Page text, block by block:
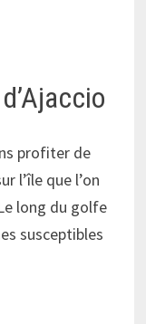
profiter de
l’île que l’on
long du golfe
susceptibles